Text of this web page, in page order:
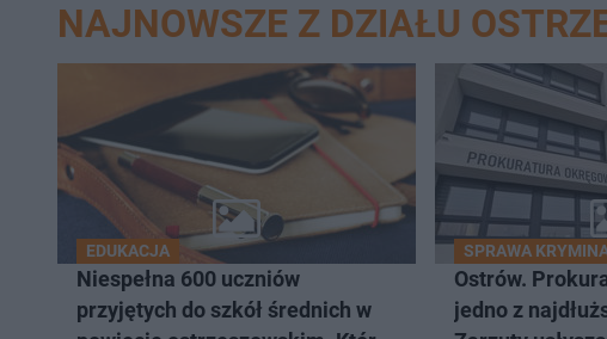
NAJNOWSZE Z DZIAŁU
EDUKACJA
Niespełna 600 uczniów
przyjętych do szkół średnich w
SPRAWA
Ostrów.
jedno z